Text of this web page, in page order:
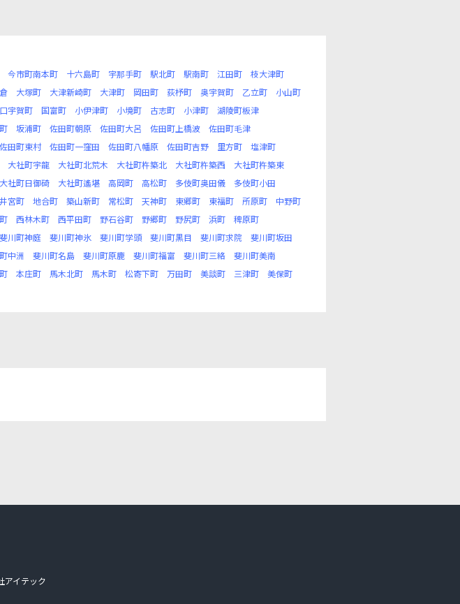
今市町南本町 十六島町 宇那手町 駅北町 駅南町 江田町
枝大津町
大塚町 大津新崎町 大津町 岡田町 荻杼町 奥宇賀町 乙立町
小山町
口宇賀町 国富町 小伊津町 小境町 古志町 小津町
湖陵町板津
坂浦町 佐田町朝原 佐田町大呂 佐田町上橋波
佐田町毛津
佐田町東村 佐田町一窪田 佐田町八幡原 佐田町吉野 里方町
塩津町
大社町宇龍 大社町北荒木 大社町杵築北 大社町杵築西
大社町杵築東
大社町日御碕 大社町遙堪 高岡町 高松町 多伎町奥田儀
多伎町小田
宮町 地合町 築山新町 常松町 天神町 東郷町 東福町 所原町
中野町
西林木町 西平田町 野石谷町 野郷町 野尻町 浜町
稗原町
斐川町神庭 斐川町神氷 斐川町学頭 斐川町黒目 斐川町求院
斐川町坂田
中洲 斐川町名島 斐川町原鹿 斐川町福富 斐川町三絡
斐川町美南
本庄町 馬木北町 馬木町 松寄下町 万田町 美談町 三津町
美保町
アイテック